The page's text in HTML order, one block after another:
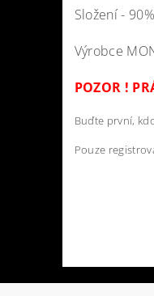
Složení -
Výrobce
POZOR !
Buďte první,
Pouze